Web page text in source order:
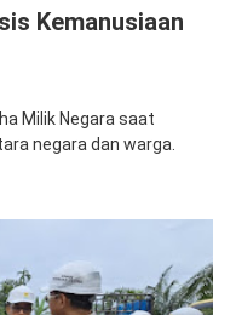
Kemanusiaan
Milik Negara saat
negara dan warga.